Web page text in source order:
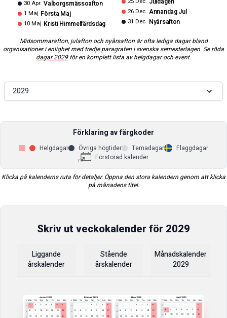
30 Apr. Valborgsmässoafton
1 Maj Första Maj
10 Maj Kristi Himmelfärdsdag
26 Dec. Annandag Jul
31 Dec. Nyårsafton
Midsommarafton, julafton och nyårsafton är ofta lediga dagar bland
organisationer i enlighet med tredje paragrafen i svenska semesterlagen. Se röda
dagar2029för en komplett lista av helgdagar och event.
2029
Förklaring av färgkoder
Helgdagar Övriga högtider Temadagar
Flaggdagar
Förstorad kalender
Klicka på kalenderns ruta för detaljer. Öppna den stora kalendern genom att klicka
på månadens titel.
Skriv ut veckokalender för 2029
Liggande
årskalender
Stående
årskalender
Månadskalender
2029